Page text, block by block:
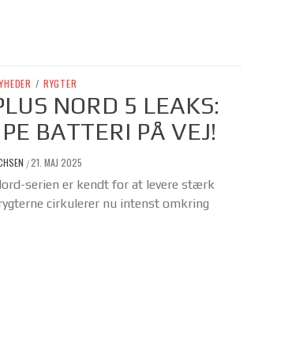
/ RYGTER
NORD 5 LEAKS:
BATTERI PÅ VEJ!
/21. MAJ 2025
serien er kendt for at levere stærk
cirkulerer nu intenst omkring